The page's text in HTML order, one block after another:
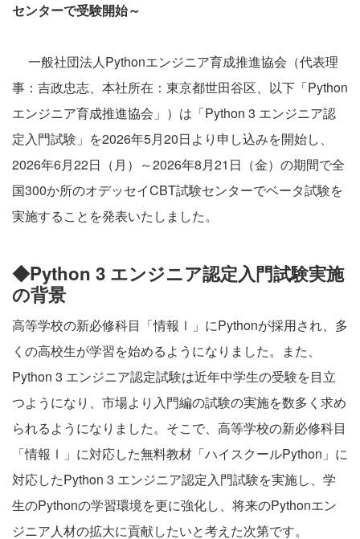
センターで受験開始～
一般社団法人Pythonエンジニア育成推進協会（代表理
事：吉政忠志、本社所在：東京都世田谷区、以下「Python
エンジニア育成推進協会」）は「Python 3 エンジニア認
定入門試験」を2026年5月20日より申し込みを開始し、
2026年6月22日（月）～2026年8月21日（金）の期間で全
国300か所のオデッセイCBT試験センターでベータ試験を
実施することを発表いたしました。
◆Python 3 エンジニア認定入門試験実施
の背景
高等学校の新必修科目「情報Ⅰ」にPythonが採用され、多
くの高校生が学習を始めるようになりました。また、
Python 3 エンジニア認定試験は近年中学生の受験を目立
つようになり、市場より入門編の試験の実施を数多く求め
られるようになりました。そこで、高等学校の新必修科目
「情報Ⅰ」に対応した無料教材 「ハイスクールPython」 に
対応したPython 3 エンジニア認定入門試験を実施し、学
生のPythonの学習環境を更に強化し、将来のPythonエン
ジニア人材の拡大に貢献したいと考えた次第です。